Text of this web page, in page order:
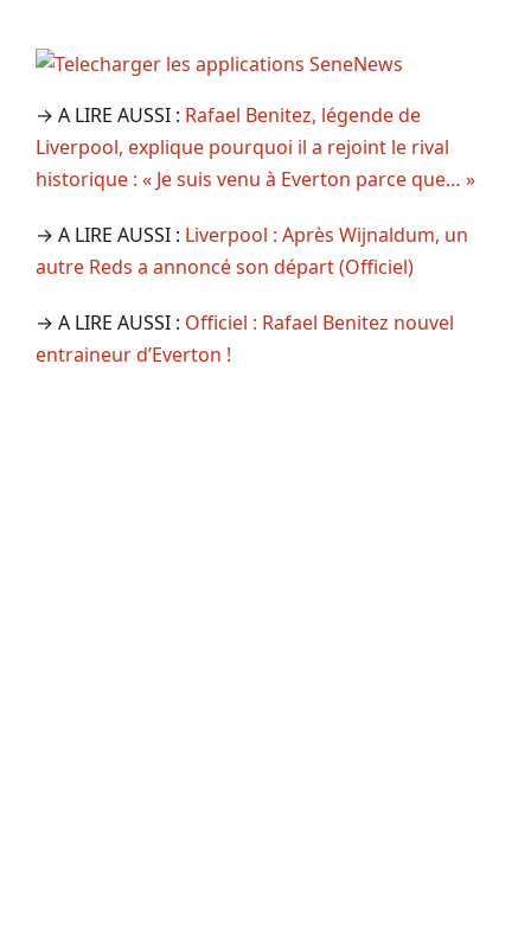
→ A LIRE AUSSI : Rafael Benitez, légende de
Liverpool, explique pourquoi il a rejoint le rival
historique : « Je suis venu à Everton parce que… »
→ A LIRE AUSSI : Liverpool : Après Wijnaldum, un
autre Reds a annoncé son départ (Officiel)
→ A LIRE AUSSI : Officiel : Rafael Benitez nouvel
entraineur d’Everton !